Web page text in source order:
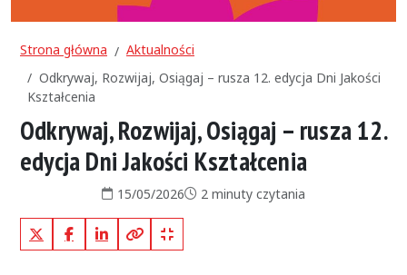
Strona główna
Aktualności
Odkrywaj, Rozwijaj, Osiągaj – rusza 12. edycja Dni Jakości
Kształcenia
Odkrywaj, Rozwijaj, Osiągaj – rusza 12.
edycja Dni Jakości Kształcenia
Data publikacji:
15/05/2026Czas czytania:
2 minuty czytania
X (Twitter)FacebookLinkedInKopiuj pełny link
Kopiuj krótki link